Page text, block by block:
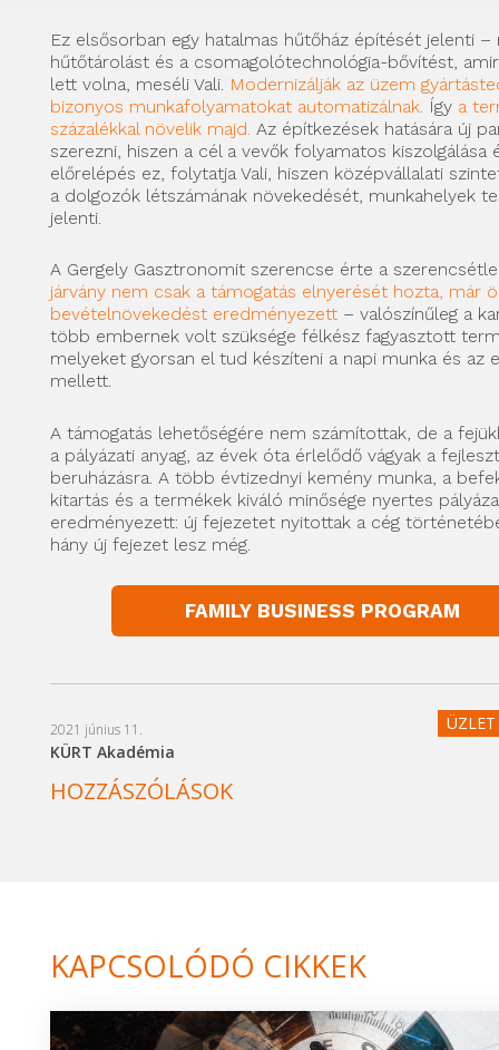
Ez elsősorban egy hatalmas hűtőház építését jelenti –
hűtőtárolást és a csomagolótechnológia-bővítést,
lett volna, meséli Vali. Modernizálják az üzem
bizonyos munkafolyamatokat automatizálnak. Így a
százalékkal növelik majd. Az építkezések hatására új
szerezni, hiszen a cél a vevők folyamatos kiszolgálása
előrelépés ez, folytatja Vali, hiszen középvállalati
a dolgozók létszámának növekedését, munkahelyek
jelenti.
A Gergely Gasztronomit szerencse érte a
járvány nem csak a támogatás elnyerését hozta, már
bevételnövekedést eredményezett – valószínűleg a
több embernek volt szüksége félkész fagyasztott
melyeket gyorsan el tud készíteni a napi munka és az
mellett.
A támogatás lehetőségére nem számítottak, de a
a pályázati anyag, az évek óta érlelődő vágyak a
beruházásra. A több évtizednyi kemény munka, a
kitartás és a termékek kiváló minősége nyertes
eredményezett: új fejezetet nyitottak a cég
hány új fejezet lesz még.
FAMILY BUSINESS PROGRAM
2021 június 11.
KÜRT Akadémia
ÜZLET
HOZZÁSZÓLÁSOK
KAPCSOLÓDÓ CIKKEK